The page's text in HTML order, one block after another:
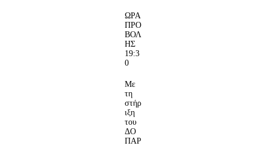
ΩΡΑ
ΠΡΟ
ΒΟΛ
ΗΣ
19:3
0
Με
τη
στήρ
ιξη
του
ΔΟ
ΠΑΡ